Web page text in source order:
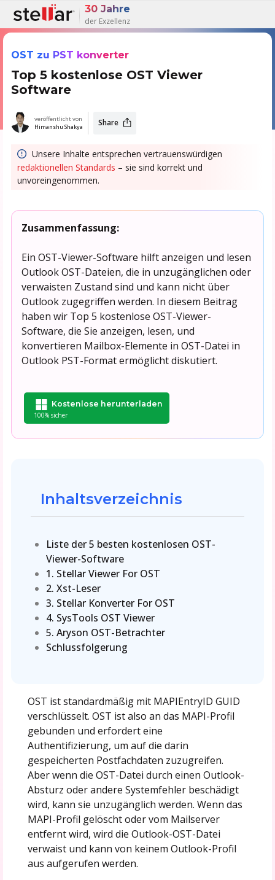
30 Jahre
der Exzellenz
OST zu PST konverter
Top 5 kostenlose OST Viewer
Software
veröffentlicht von
Himanshu Shakya Share
Unsere Inhalte entsprechen vertrauenswürdigen
redaktionellen Standards – sie sind korrekt und
unvoreingenommen.
Zusammenfassung:
Ein OST-Viewer-Software hilft anzeigen und lesen
Outlook OST-Dateien, die in unzugänglichen oder
verwaisten Zustand sind und kann nicht über
Outlook zugegriffen werden. In diesem Beitrag
haben wir Top 5 kostenlose OST-Viewer-
Software, die Sie anzeigen, lesen, und
konvertieren Mailbox-Elemente in OST-Datei in
Outlook PST-Format ermöglicht diskutiert.
Kostenlose herunterladen
100% sicher
Inhaltsverzeichnis
Liste der 5 besten kostenlosen OST-
Viewer-Software
1. Stellar Viewer For OST
2. Xst-Leser
3. Stellar Konverter For OST
4. SysTools OST Viewer
5. Aryson OST-Betrachter
Schlussfolgerung
OST ist standardmäßig mit MAPIEntryID GUID
verschlüsselt. OST ist also an das MAPI-Profil
gebunden und erfordert eine
Authentifizierung, um auf die darin
gespeicherten Postfachdaten zuzugreifen.
Aber wenn die OST-Datei durch einen Outlook-
Absturz oder andere Systemfehler beschädigt
wird, kann sie unzugänglich werden. Wenn das
MAPI-Profil gelöscht oder vom Mailserver
entfernt wird, wird die Outlook-OST-Datei
verwaist und kann von keinem Outlook-Profil
aus aufgerufen werden.